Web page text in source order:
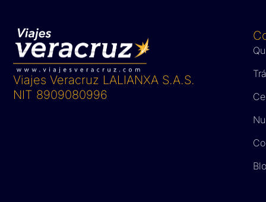
Viajes Veracruz LALIANXA S.A.S.
NIT 8909080996